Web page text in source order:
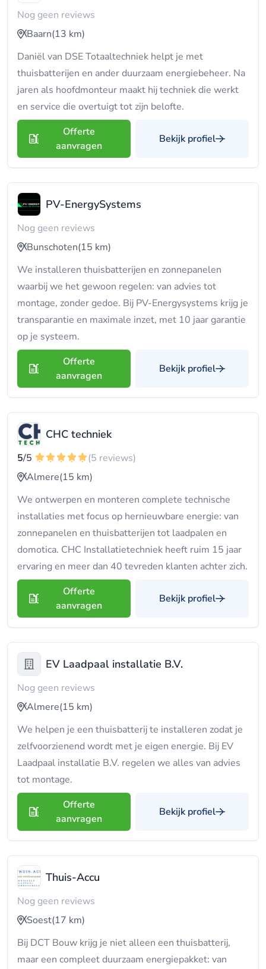
Nog geen reviews
Baarn(13 km)
Daniël van DSE Totaaltechniek helpt je met
thuisbatterijen en ander duurzaam energiebeheer. Na
jaren als hoofdmonteur maakt hij techniek die werkt
en service die overtuigt tot zijn belofte.
Offerte
aanvragen
Bekijk profiel
PV-EnergySystems
Nog geen reviews
Bunschoten(15 km)
We installeren thuisbatterijen en zonnepanelen
waarbij we het gewoon regelen: van advies tot
montage, zonder gedoe. Bij PV-Energysystems krijg je
transparantie en maximale inzet, met 10 jaar garantie
op je systeem.
Offerte
aanvragen
Bekijk profiel
CHC techniek
5/5
(5 reviews)
Almere(15 km)
We ontwerpen en monteren complete technische
installaties met focus op hernieuwbare energie: van
zonnepanelen en thuisbatterijen tot laadpalen en
domotica. CHC Installatietechniek heeft ruim 15 jaar
ervaring en meer dan 40 tevreden klanten achter zich.
Offerte
aanvragen
Bekijk profiel
EV Laadpaal installatie B.V.
Nog geen reviews
Almere(15 km)
We helpen je een thuisbatterij te installeren zodat je
zelfvoorzienend wordt met je eigen energie. Bij EV
Laadpaal installatie B.V. regelen we alles van advies
tot montage.
Offerte
aanvragen
Bekijk profiel
Thuis-Accu
Nog geen reviews
Soest(17 km)
Bij DCT Bouw krijg je niet alleen een thuisbatterij,
maar een compleet duurzaam energiepakket: van